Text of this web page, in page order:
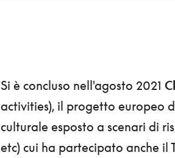
Si è concluso nell'agosto 2021
activities), il progetto europeo
culturale esposto a scenari di
etc) cui ha partecipato anche il